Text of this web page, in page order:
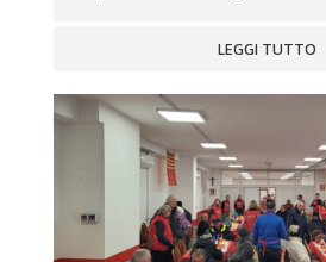
LEGGI TUTTO